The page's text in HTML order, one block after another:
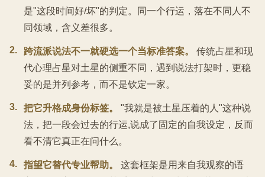
是"这段时间好/坏"的判定。同一个行运，落在不同人不
同领域，含义差很多。
2. 跨流派说法不一就硬选一个当标准答案。
传统占星和现
代心理占星对土星的侧重不同，遇到说法打架时，更稳
妥的是并列参考，而不是钦定一家。
3. 把它升格成身份标签。
"我就是被土星压着的人"这种说
法，把一段会过去的行运,说成了固定的自我设定，反而
看不清它真正在问什么。
4. 指望它替代专业帮助。
这套框架是用来自我观察的语